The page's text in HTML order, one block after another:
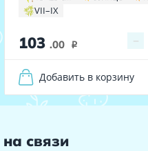
VII–IX
103 .00 i −
Добавить в корзину
связи